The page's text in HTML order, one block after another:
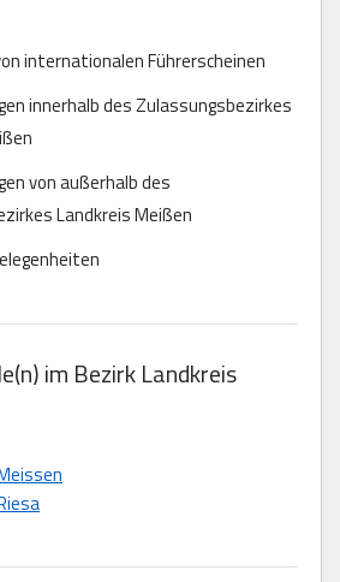
internationalen Führerscheinen
innerhalb des Zulassungsbezirkes
von außerhalb des
Landkreis Meißen
im Bezirk Landkreis